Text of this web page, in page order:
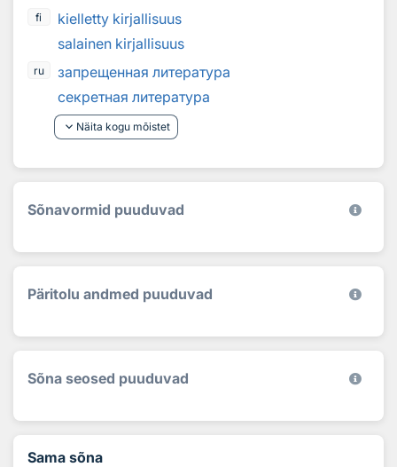
fi
kielletty kirjallisuus
salainen kirjallisuus
ru
запрещенная литература
секретная литература
keyboard_arrow_down Näita kogu mõistet
Sõnavormid puuduvad
Päritolu andmed puuduvad
Sõna seosed puuduvad
Sama sõna